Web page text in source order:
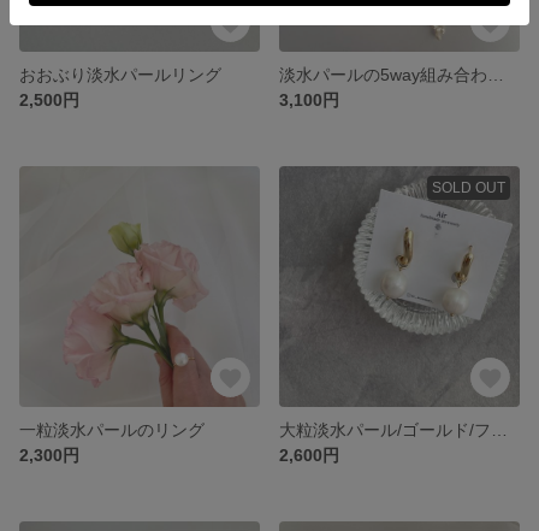
おおぶり淡水パールリング
2,500円
3,100円
一粒淡水パールのリング
2,300円
SOLD OUT
2,600円